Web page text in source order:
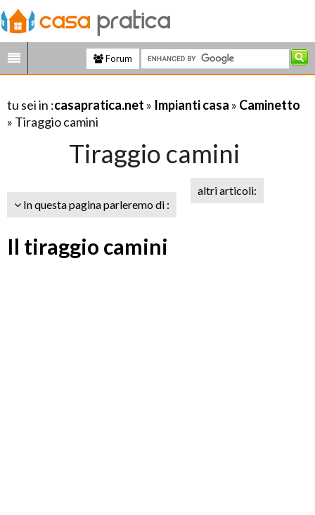
Forum
tu sei in :casapratica.net » Impianti casa » Caminetto
» Tiraggio camini
Tiraggio camini
In questa pagina parleremo di :
altri articoli:
Il tiraggio camini